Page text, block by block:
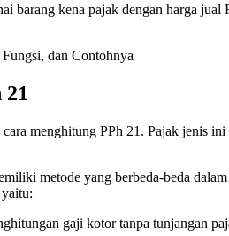
barang kena pajak dengan harga
dan Contohnya
menghitung PPh 21. Pajak jenis
metode yang berbeda-beda
gaji kotor tanpa tunjangan